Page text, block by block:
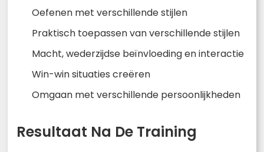
Oefenen met verschillende stijlen
Praktisch toepassen van verschillende stijlen
Macht, wederzijdse beïnvloeding en interactie
Win-win situaties creëren
Omgaan met verschillende persoonlijkheden
Resultaat Na De Training